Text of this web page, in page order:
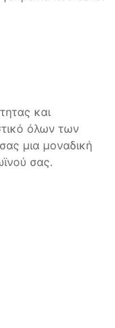
και
όλων των
μια μοναδική
σας.